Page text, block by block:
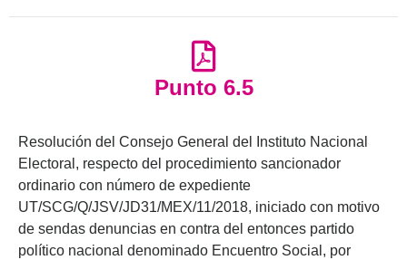
Punto 6.5
Resolución del Consejo General del Instituto Nacional
Electoral, respecto del procedimiento sancionador
ordinario con número de expediente
UT/SCG/Q/JSV/JD31/MEX/11/2018, iniciado con motivo
de sendas denuncias en contra del entonces partido
político nacional denominado Encuentro Social, por